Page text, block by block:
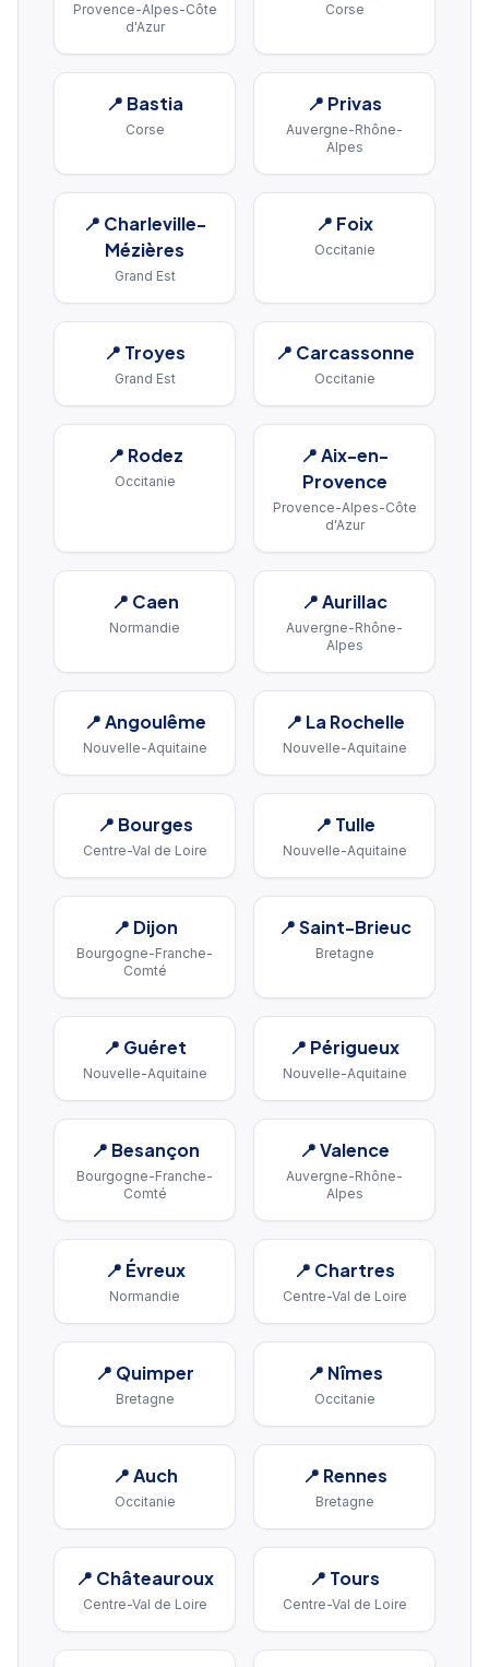
Provence-Alpes-Côte
d'Azur
Corse
📍 Bastia
Corse
📍 Privas
Auvergne-Rhône-
Alpes
📍 Charleville-
Mézières
Grand Est
📍 Foix
Occitanie
📍 Troyes
Grand Est
📍 Carcassonne
Occitanie
📍 Rodez
Occitanie
📍Aix-en-
Provence
Provence-Alpes-Côte
d'Azur
📍 Caen
Normandie
📍Aurillac
Auvergne-Rhône-
Alpes
📍Angoulême
Nouvelle-Aquitaine
📍 La Rochelle
Nouvelle-Aquitaine
📍 Bourges
Centre-Val de Loire
📍 Tulle
Nouvelle-Aquitaine
📍 Dijon
Bourgogne-Franche-
Comté
📍Saint-Brieuc
Bretagne
📍 Guéret
Nouvelle-Aquitaine
📍 Périgueux
Nouvelle-Aquitaine
📍 Besançon
Bourgogne-Franche-
Comté
📍Valence
Auvergne-Rhône-
Alpes
📍 Évreux
Normandie
📍 Chartres
Centre-Val de Loire
📍 Quimper
Bretagne
📍 Nîmes
Occitanie
📍Auch
Occitanie
📍 Rennes
Bretagne
📍 Châteauroux
Centre-Val de Loire
📍 Tours
Centre-Val de Loire